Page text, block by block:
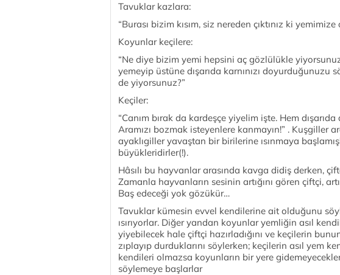
Tavuklar kazlara:
“Burası bizim kısım, siz nereden çıktınız ki
Koyunlar keçilere:
“Ne diye bizim yemi hepsini aç gözlülükle
yemeyip üstüne dışarıda karnınızı
de yiyorsunuz?”
Keçiler:
“Canım bırak da kardeşçe yiyelim işte. Hem
Aramızı bozmak isteyenlere kanmayın!” . Kuşgiller
ayaklıgiller yavaştan bir birilerine ısınmaya
büyükleridirler(!).
Hâsılı bu hayvanlar arasında kavga didiş derken,
Zamanla hayvanların sesinin artığını gören çiftçi,
Baş edeceği yok gözükür…
Tavuklar kümesin evvel kendilerine ait olduğunu
ısırıyorlar. Diğer yandan koyunlar yemliğin asıl
yiyebilecek hale çiftçi hazırladığını ve keçilerin
zıplayıp durduklarını söylerken; keçilerin asıl yem
kendileri olmazsa koyunların bir yere
söylemeye başlarlar